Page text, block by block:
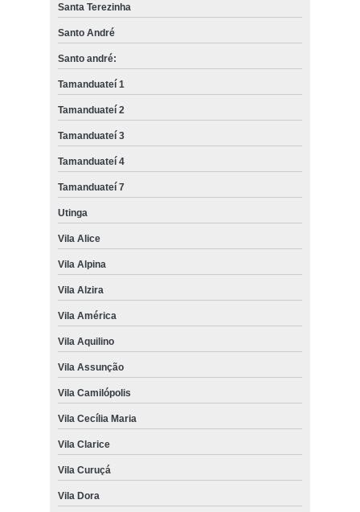
Santa Terezinha
Santo André
Santo andré:
Tamanduateí 1
Tamanduateí 2
Tamanduateí 3
Tamanduateí 4
Tamanduateí 7
Utinga
Vila Alice
Vila Alpina
Vila Alzira
Vila América
Vila Aquilino
Vila Assunção
Vila Camilópolis
Vila Cecília Maria
Vila Clarice
Vila Curuçá
Vila Dora